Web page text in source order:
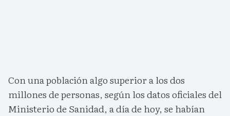
Con una población algo superior a los dos
millones de personas, según los datos oficiales del
Ministerio de Sanidad, a día de hoy, se habían